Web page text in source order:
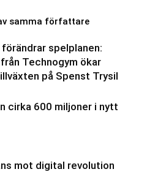
samma författare
spelplanen:
Technogym ökar
på Spenst Trysil
cirka 600 miljoner i nytt
mot digital revolution